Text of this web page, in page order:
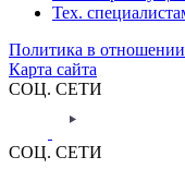
Тех.
Политика в
Карта сайта
СОЦ. СЕТИ
СОЦ. СЕТИ